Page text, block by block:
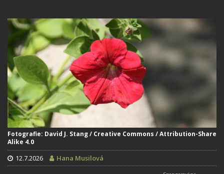
Fotografie: David J. Stang / Creative Commons / Attribution-Share
Alike 4.0
12.7.2026 Hana Musilová